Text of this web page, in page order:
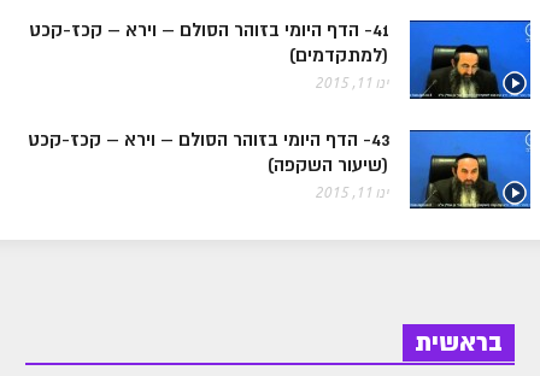
ספר הזוהר בראשית ב' מתחילים
ספר הזוהר בראשית ב' מתקדמים
ספר הזוהר נח מתחילים
ספר הזוהר נח מתקדמים
ספר הזוהר וירא מתחילים
ספר הזוהר וירא מתקדמים
41- הדף היומי בזוהר הסולם – וירא – קכז-קכט
(למתקדמים)
ינו 11, 2015
43- הדף היומי בזוהר הסולם – וירא – קכז-קכט
(שיעור השקפה)
ינו 11, 2015
בראשית